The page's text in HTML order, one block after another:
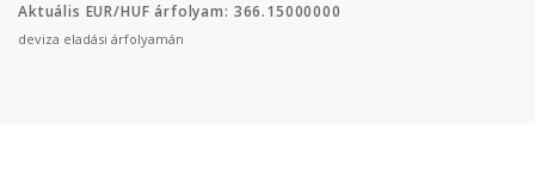
Aktuális EUR/HUF árfolyam: 366.15000000
deviza eladási árfolyamán